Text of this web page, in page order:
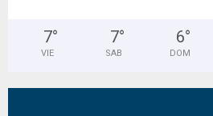
7°
VIE
7°
SAB
6°
DOM